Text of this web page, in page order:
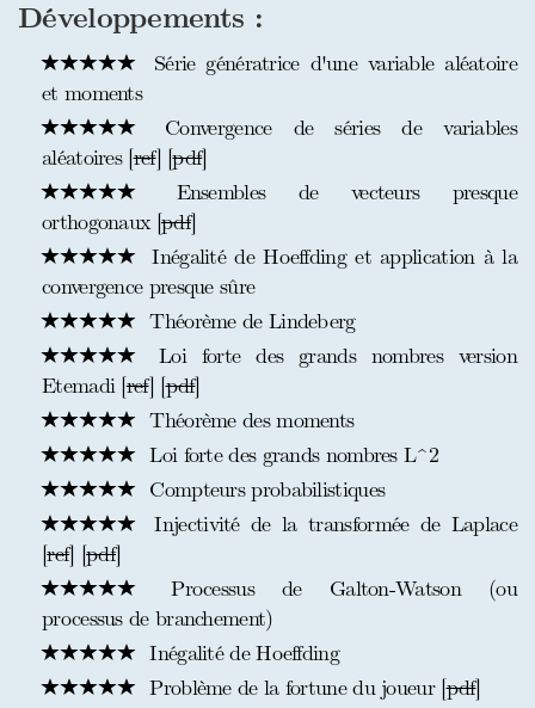
Développements :
Série génératrice d'une variable aléatoire
et moments
Convergence de séries de variables
aléatoires [ref] [pdf]
Ensembles de vecteurs presque
orthogonaux [pdf]
Inégalité de Hoeffding et application à la
convergence presque sûre
Théorème de Lindeberg
Loi forte des grands nombres version
Etemadi [ref] [pdf]
Théorème des moments
Loi forte des grands nombres L^2
Compteurs probabilistiques
Injectivité de la transformée de Laplace
[ref] [pdf]
Processus de Galton-Watson (ou
processus de branchement)
Inégalité de Hoeffding
Problème de la fortune du joueur [pdf]